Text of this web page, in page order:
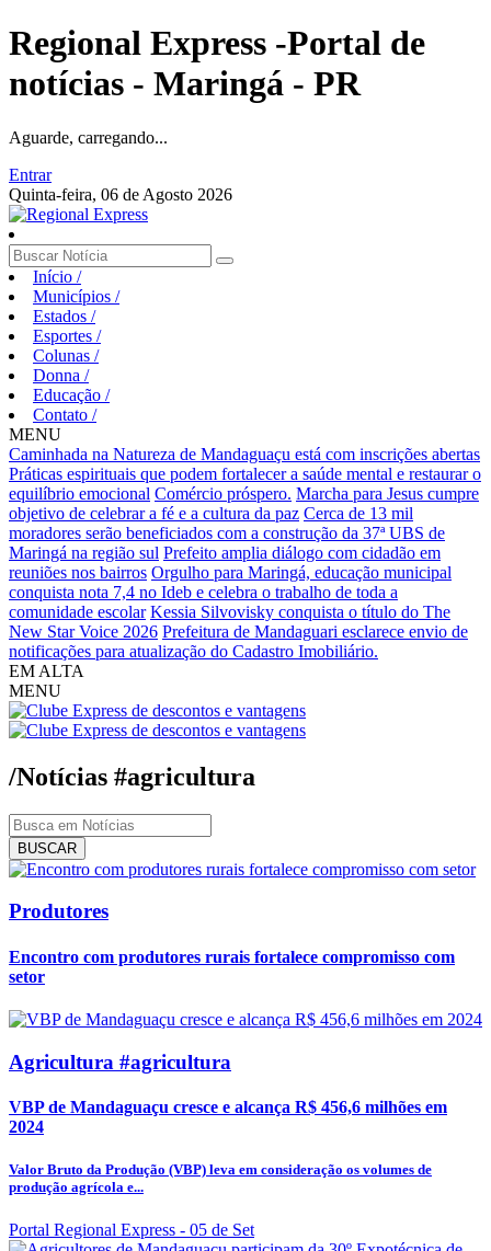
Regional Express -Portal de
notícias - Maringá - PR
Aguarde, carregando...
Entrar
Quinta-feira, 06 de Agosto 2026
Início /
Municípios /
Estados /
Esportes /
Colunas /
Donna /
Educação /
Contato /
MENU
Caminhada na Natureza de Mandaguaçu está com inscrições abertas
Práticas espirituais que podem fortalecer a saúde mental e restaurar o
equilíbrio emocional Comércio próspero. Marcha para Jesus cumpre
objetivo de celebrar a fé e a cultura da paz Cerca de 13 mil
moradores serão beneficiados com a construção da 37ª UBS de
Maringá na região sul Prefeito amplia diálogo com cidadão em
reuniões nos bairros Orgulho para Maringá, educação municipal
conquista nota 7,4 no Ideb e celebra o trabalho de toda a
comunidade escolar Kessia Silvovisky conquista o título do The
New Star Voice 2026 Prefeitura de Mandaguari esclarece envio de
notificações para atualização do Cadastro Imobiliário.
EM ALTA
MENU
/Notícias #agricultura
BUSCAR
Produtores
Encontro com produtores rurais fortalece compromisso com
setor
Agricultura #agricultura
VBP de Mandaguaçu cresce e alcança R$ 456,6 milhões em
2024
Valor Bruto da Produção (VBP) leva em consideração os volumes de
produção agrícola e...
Portal Regional Express - 05 de Set